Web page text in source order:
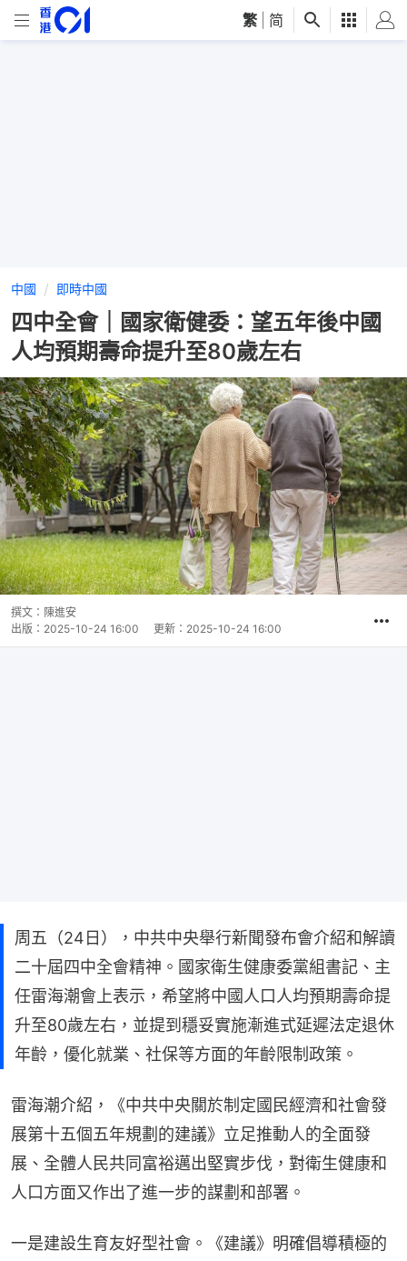
繁 简
中國 即時中國
四中全會｜國家衛健委：望五年後中國
人均預期壽命提升至80歲左右
撰文： 陳進安
出版： 2025-10-24 16:00 更新： 2025-10-24 16:00
周五（24日），中共中央舉行新聞發布會介紹和解讀
二十屆四中全會精神。國家衛生健康委黨組書記、主
任雷海潮會上表示，希望將中國人口人均預期壽命提
升至80歲左右，並提到穩妥實施漸進式延遲法定退休
年齡，優化就業、社保等方面的年齡限制政策。
雷海潮介紹，《中共中央關於制定國民經濟和社會發
展第十五個五年規劃的建議》立足推動人的全面發
展、全體人民共同富裕邁出堅實步伐，對衛生健康和
人口方面又作出了進一步的謀劃和部署。
一是建設生育友好型社會。《建議》明確倡導積極的